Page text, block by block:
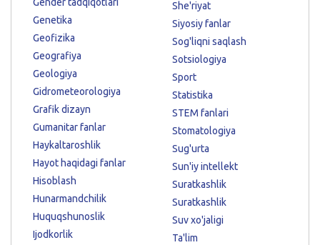
Genetika
Geofizika
Geografiya
Geologiya
Gidrometeorologiya
Grafik dizayn
Gumanitar fanlar
Haykaltaroshlik
Hayot haqidagi fanlar
Hisoblash
Hunarmandchilik
Huquqshunoslik
Ijodkorlik
She'riyat
Siyosiy fanlar
Sog'liqni saqlash
Sotsiologiya
Sport
Statistika
STEM fanlari
Stomatologiya
Sug'urta
Sun'iy intellekt
Suratkashlik
Suratkashlik
Suv xo'jaligi
Ta'lim